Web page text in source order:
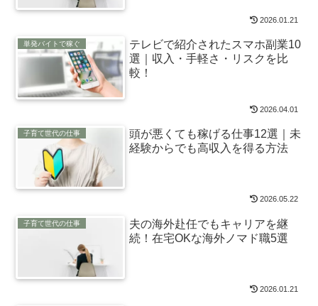
2026.01.21
単発バイトで稼ぐ
テレビで紹介されたスマホ副業10
選｜収入・手軽さ・リスクを比
較！
2026.04.01
子育て世代の仕事
頭が悪くても稼げる仕事12選｜未
経験からでも高収入を得る方法
2026.05.22
子育て世代の仕事
夫の海外赴任でもキャリアを継
続！在宅OKな海外ノマド職5選
2026.01.21